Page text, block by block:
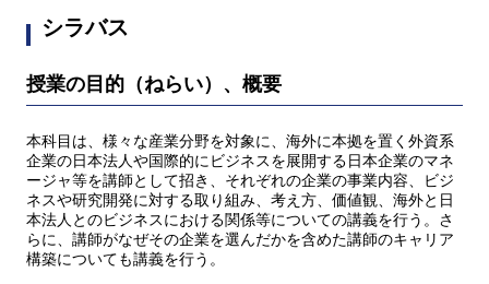
シラバス
授業の目的（ねらい）、概要
本科目は、様々な産業分野を対象に、海外に本拠を置く外資系
企業の日本法人や国際的にビジネスを展開する日本企業のマネ
ージャ等を講師として招き、それぞれの企業の事業内容、ビジ
ネスや研究開発に対する取り組み、考え方、価値観、海外と日
本法人とのビジネスにおける関係等についての講義を行う。さ
らに、講師がなぜその企業を選んだかを含めた講師のキャリア
構築についても講義を行う。